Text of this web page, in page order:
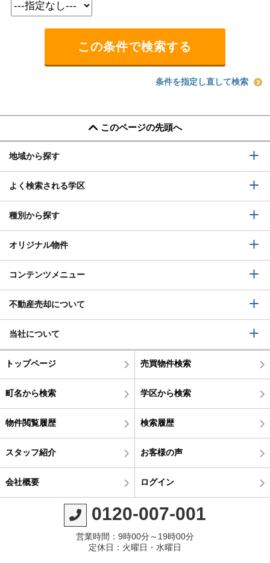
条件を指定し直して検索
このページの先頭へ
地域から探す
よく検索される学区
種別から探す
オリジナル物件
コンテンツメニュー
不動産売却について
当社について
トップページ 売買物件検索
町名から検索 学区から検索
物件閲覧履歴 検索履歴
スタッフ紹介 お客様の声
会社概要 ログイン
0120-007-001
営業時間：9時00分～19時00分
定休日：火曜日・水曜日